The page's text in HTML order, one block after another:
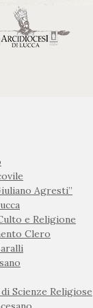
Agresti”
e Religione
Clero
Scienze Religiose